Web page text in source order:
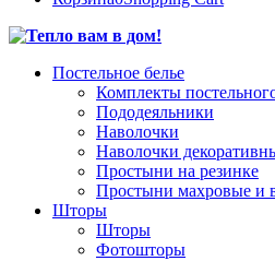
Постельное белье
Комплекты
Пододеяльники
Наволочки
Наволочки
Простыни на резинке
Простыни махровые и
Шторы
Шторы
Фотошторы